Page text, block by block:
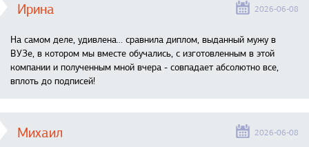
Ирина 2026-06-08
На самом деле, удивлена… сравнила диплом, выданный мужу в
ВУЗе, в котором мы вместе обучались, с изготовленным в этой
компании и полученным мной вчера - совпадает абсолютно все,
вплоть до подписей!
Михаил 2026-06-08